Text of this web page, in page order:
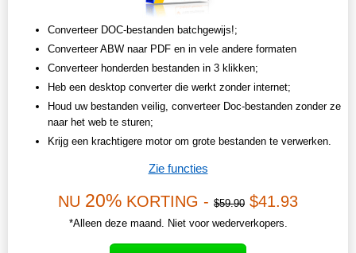
Converteer DOC-bestanden batchgewijs!;
Converteer ABW naar PDF en in vele andere formaten
Converteer honderden bestanden in 3 klikken;
Heb een desktop converter die werkt zonder internet;
Houd uw bestanden veilig, converteer Doc-bestanden zonder ze
naar het web te sturen;
Krijg een krachtigere motor om grote bestanden te verwerken.
Zie functies
NU 20% KORTING - $59.90 $41.93
*Alleen deze maand. Niet voor wederverkopers.